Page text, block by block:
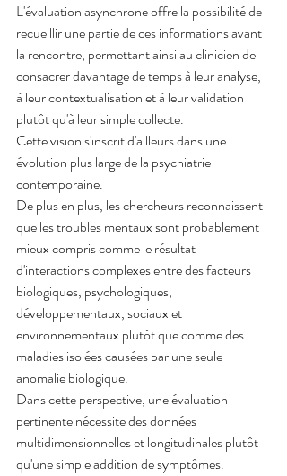
L'évaluation asynchrone offre la possibilité de
recueillir une partie de ces informations avant
la rencontre, permettant ainsi au clinicien de
consacrer davantage de temps à leur analyse,
à leur contextualisation et à leur validation
plutôt qu'à leur simple collecte.
Cette vision s'inscrit d'ailleurs dans une
évolution plus large de la psychiatrie
contemporaine.
De plus en plus, les chercheurs reconnaissent
que les troubles mentaux sont probablement
mieux compris comme le résultat
d'interactions complexes entre des facteurs
biologiques, psychologiques,
développementaux, sociaux et
environnementaux plutôt que comme des
maladies isolées causées par une seule
anomalie biologique.
Dans cette perspective, une évaluation
pertinente nécessite des données
multidimensionnelles et longitudinales plutôt
qu'une simple addition de symptômes.